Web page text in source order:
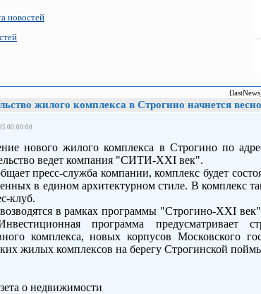
новостей
жилого комплекса в Строгино начнется
00:00:00
нового жилого комплекса в Строгино по
ведет компания "СИТИ-XXI век".
пресс-служба компании, комплекс будет
в едином архитектурном стиле. В комплекс
клуб.
в рамках программы "Строгино-XXI
программа предусматривает
комплекса, новых корпусов Московского
жилых комплексов на берегу Строгинской
о недвижимости